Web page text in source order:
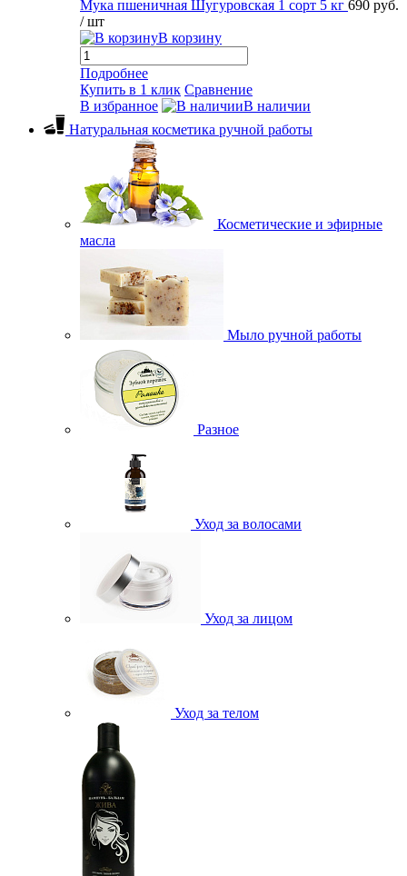
Мука пшеничная Шугуровская 1 сорт 5 кг 690 руб.
/ шт
В корзину
Подробнее
Купить в 1 клик Сравнение
В избранное
В наличии
Натуральная косметика ручной работы
Косметические и эфирные
масла
Мыло ручной работы
Разное
Уход за волосами
Уход за лицом
Уход за телом